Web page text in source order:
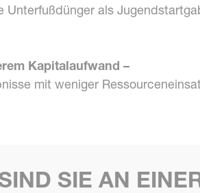
Unterfußdünger als
Kapitalaufwand –
mit weniger
SIE AN